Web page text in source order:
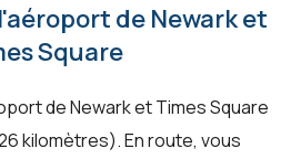
de Newark et
Square
de Newark et Times Square
kilomètres). En route, vous